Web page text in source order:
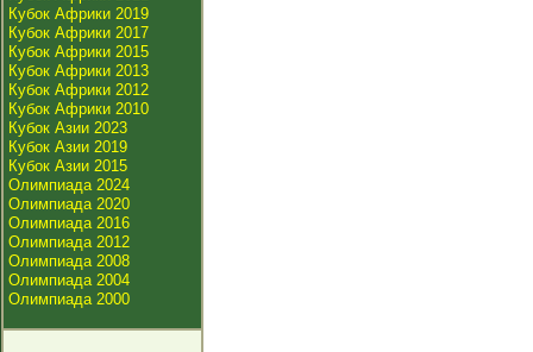
Кубок Африки 2019
Кубок Африки 2017
Кубок Африки 2015
Кубок Африки 2013
Кубок Африки 2012
Кубок Африки 2010
Кубок Азии 2023
Кубок Азии 2019
Кубок Азии 2015
Олимпиада 2024
Олимпиада 2020
Олимпиада 2016
Олимпиада 2012
Олимпиада 2008
Олимпиада 2004
Олимпиада 2000